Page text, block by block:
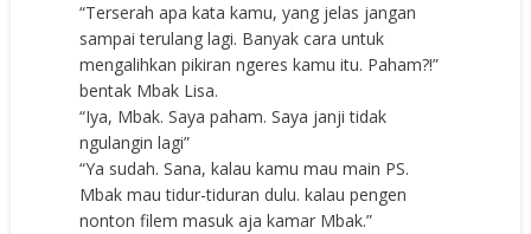
“Terserah apa kata kamu, yang jelas jangan
sampai terulang lagi. Banyak cara untuk
mengalihkan pikiran ngeres kamu itu. Paham?!”
bentak Mbak Lisa.
“Iya, Mbak. Saya paham. Saya janji tidak
ngulangin lagi”
“Ya sudah. Sana, kalau kamu mau main PS.
Mbak mau tidur-tiduran dulu. kalau pengen
nonton filem masuk aja kamar Mbak.”